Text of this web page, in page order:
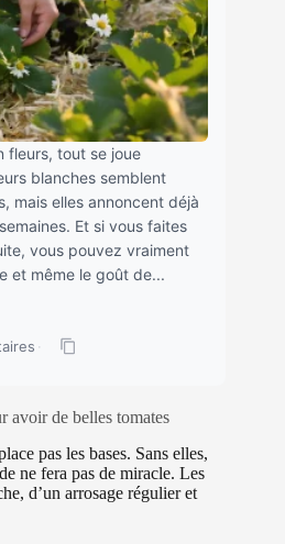
fleurs, tout se joue
blanches semblent
mais elles annoncent déjà
Et si vous faites
vous pouvez vraiment
et même le goût de...
·
avoir de belles tomates
pas les bases. Sans elles,
ne fera pas de miracle. Les
d’un arrosage régulier et